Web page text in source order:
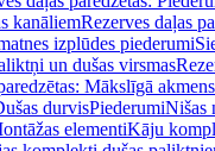
kanāliemRezerves daļas
izplūdes piederumi
un dušas virsmas
Mākslīgā
durvisPiederumiNišas
elementiKāju